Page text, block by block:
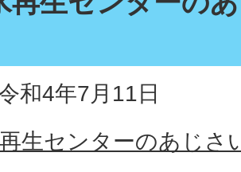
和4年7月11日
生センターのあじさ